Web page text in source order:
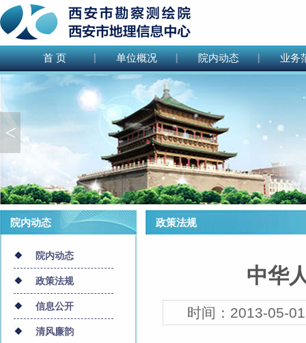
首 页 单位概况 院内动态 业务
<
院内动态
院内动态
政策法规
信息公开
清风廉韵
政策法规
中华
时间： 2013-05-01